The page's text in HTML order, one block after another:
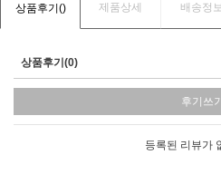
상품후기() 제품상세 배송정
상품후기(0)
후기쓰기
등록된 리뷰가